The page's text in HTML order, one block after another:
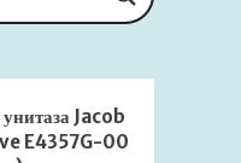
Jacob
E4357G-00